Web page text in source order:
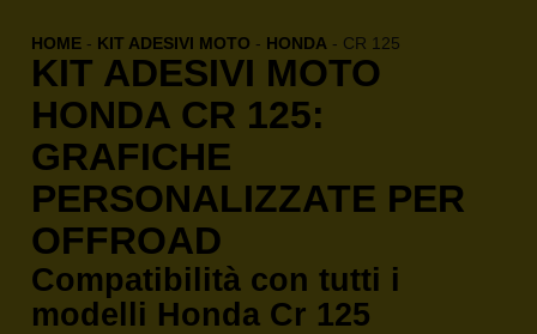
HOME - KIT ADESIVI MOTO - HONDA - CR 125
KIT ADESIVI MOTO
HONDA CR 125:
GRAFICHE
PERSONALIZZATE PER
OFFROAD
Compatibilità con tutti i
modelli Honda Cr 125